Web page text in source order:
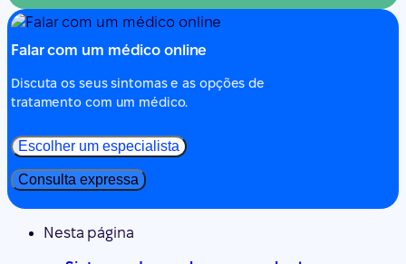
Falar com um médico online
Discuta os seus sintomas e as opções de
tratamento com um médico.
Escolher um especialista
Consulta expressa
Nesta página